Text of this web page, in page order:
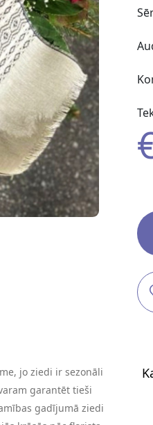
jo ziedi ir sezonāli
garantēt tieši
gadījumā ziedi